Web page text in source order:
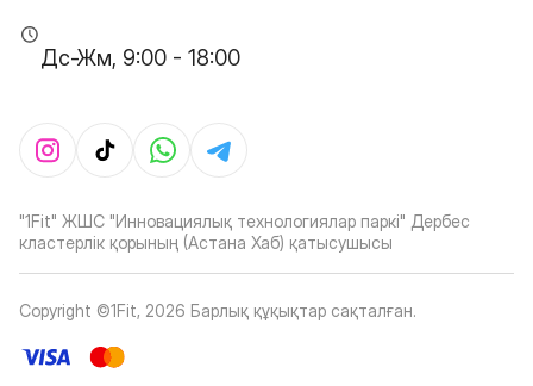
Дс-Жм, 9:00 - 18:00
"1Fit" ЖШС "Инновациялық технологиялар паркі" Дербес
кластерлік қорының (Астана Хаб) қатысушысы
Copyright ©1Fit, 2026 Барлық құқықтар сақталған.